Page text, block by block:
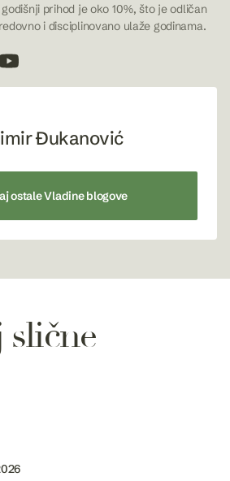
prihod je oko 10%, što je odličan
i disciplinovano ulaže godinama.
Đukanović
ostale Vladine blogove
slične